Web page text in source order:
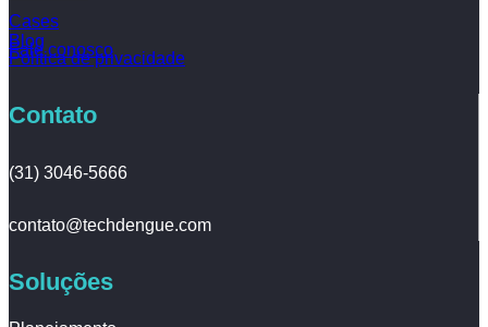
Cases
Blog
Fale conosco
Política de privacidade
Contato
(31) 3046-5666
contato@techdengue.com
Soluções